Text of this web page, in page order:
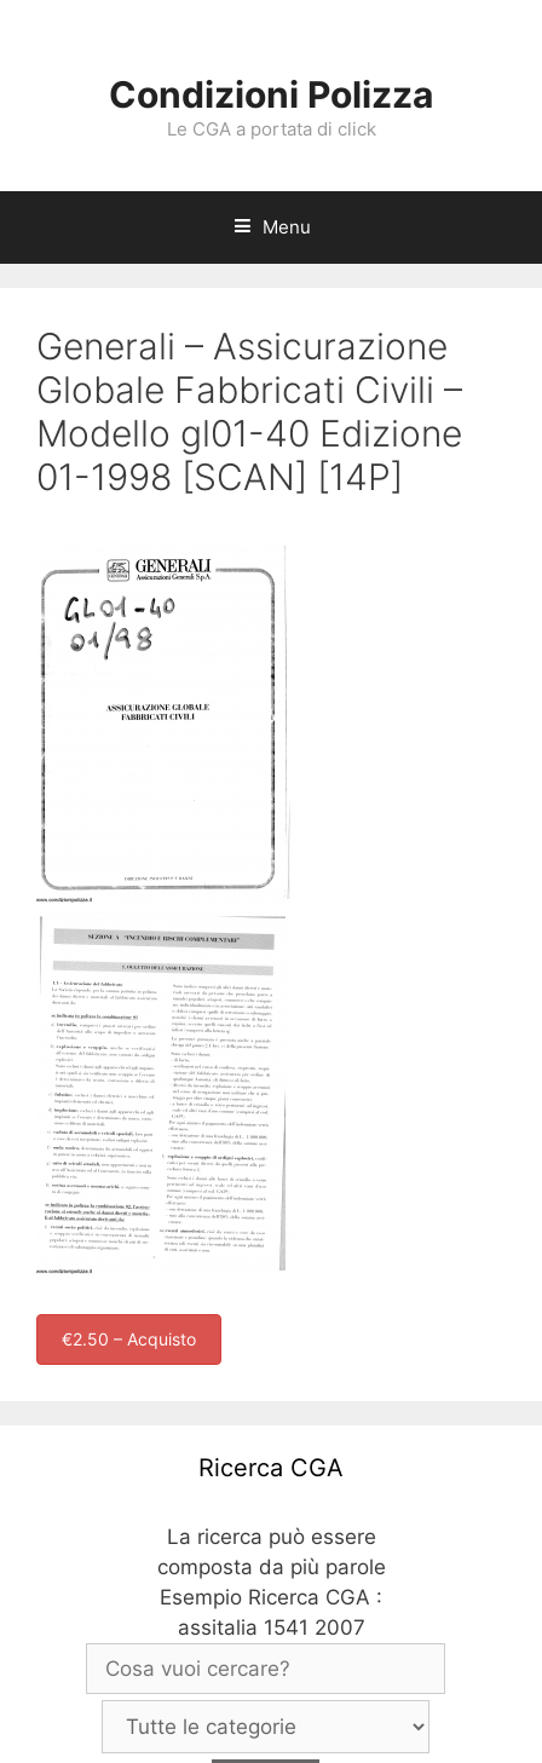
Condizioni Polizza
Le CGA a portata di click
Menu
Generali – Assicurazione
Globale Fabbricati Civili –
Modello gl01-40 Edizione
01-1998 [SCAN] [14P]
€2.50 – Acquisto
Ricerca CGA
La ricerca può essere
composta da più parole
Esempio Ricerca CGA :
assitalia 1541 2007